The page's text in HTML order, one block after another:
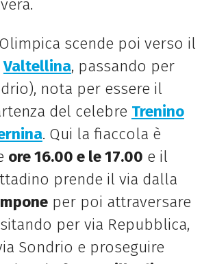
scende poi verso il
Valtellina, passando per
nota per essere il
del celebre Trenino
. Qui la fiaccola è
ore 16.00 e le 17.00 e il
prende il via dalla
per poi attraversare
per via Repubblica,
Sondrio e proseguire